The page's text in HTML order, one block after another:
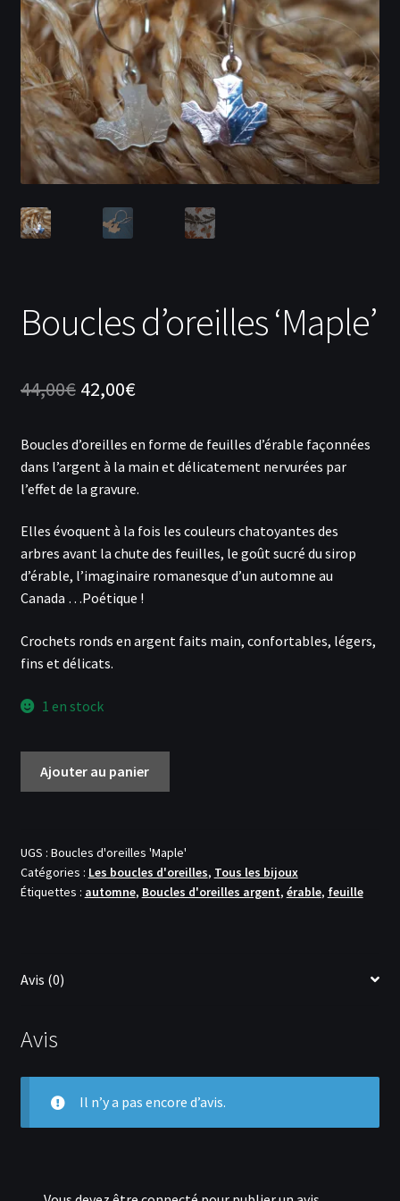
menu
enfant
Actualités
Ouvrir
le
menu
enfant
Contact
Inscription
Se connecter
Boucles d’oreilles ‘Maple’
44,00€ Le
initial
était :
42,00€Le
actuel
est :
Boucles d’oreilles en forme de feuilles d’érable façonnées
dans l’argent à la main et délicatement nervurées par
l’effet de la gravure.
Elles évoquent à la fois les couleurs chatoyantes des
arbres avant la chute des feuilles, le goût sucré du sirop
d’érable, l’imaginaire romanesque d’un automne au
Canada …Poétique !
Crochets ronds en argent faits main, confortables, légers,
fins et délicats.
1 en stock
'Maple'
Ajouter au panier
UGS : Boucles d'oreilles 'Maple'
Catégories : Les boucles d'oreilles, Tous les bijoux
Étiquettes : automne, Boucles d'oreilles argent, érable, feuille
Avis (0)
Avis
Il n’y a pas encore d’avis.